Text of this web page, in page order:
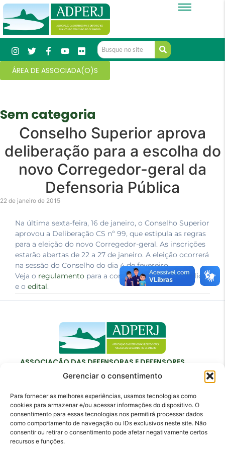
Gerenciar o consentimento
Para fornecer as melhores experiências, usamos tecnologias como
cookies para armazenar e/ou acessar informações do dispositivo. O
consentimento para essas tecnologias nos permitirá processar dados
como comportamento de navegação ou IDs exclusivos neste site. Não
consentir ou retirar o consentimento pode afetar negativamente certos
recursos e funções.
ÁREA DE ASSOCIADA(O)S
Sem categoria
Conselho Superior aprova
deliberação para a escolha do
novo Corregedor-geral da
Defensoria Pública
22 de janeiro de 2015
Na última sexta-feira, 16 de janeiro, o Conselho Superior
aprovou a Deliberação CS nº 99, que estipula as regras
para a eleição do novo Corregedor-geral. As inscrições
estarão abertas de 22 a 27 de janeiro. A eleição ocorrerá
na sessão do Conselho do dia 4 de fevereiro.
Veja o regulamento para a composição da lista tríplice
e o edital.
ASSOCIAÇÃO DAS DEFENSORAS E DEFENSORES
PÚBLICOS DO ESTADO DO RIO DE JANEIRO
Contato
adperj@adperj.com.br